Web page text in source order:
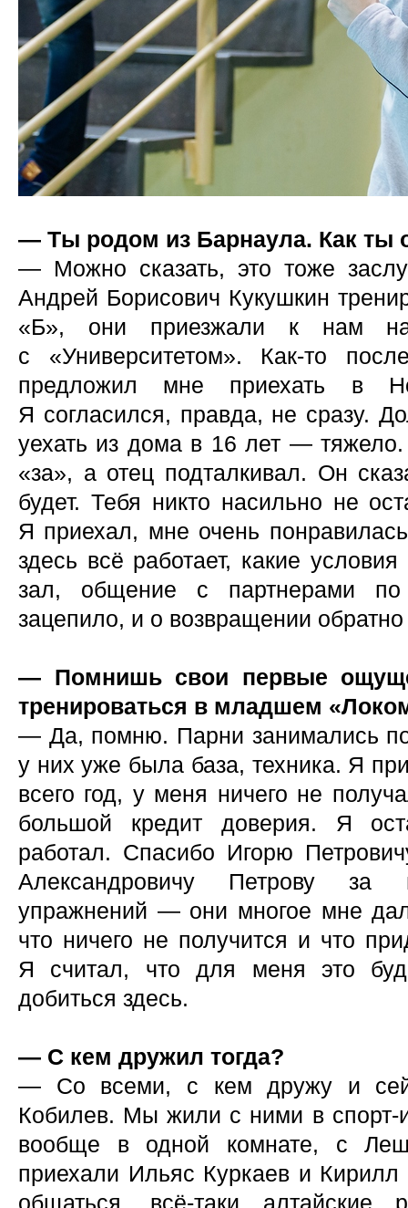
— Ты родом из Барнаула. Как ты
— Можно сказать, это тоже
Андрей Борисович Кукушкин
«Б», они приезжали к нам
с «Университетом». Как-то
предложил мне приехать в
Я согласился, правда, не сразу.
уехать из дома в 16 лет —
«за», а отец подталкивал. Он
будет. Тебя никто насильно не
Я приехал, мне очень
здесь всё работает, какие
зал, общение с партнерами
зацепило, и о возвращении
— Помнишь свои первые
тренироваться в младшем
— Да, помню. Парни занимались
у них уже была база, техника. Я
всего год, у меня ничего не
большой кредит доверия. Я
работал. Спасибо Игорю
Александровичу Петрову за
упражнений — они многое мне
что ничего не получится и что
Я считал, что для меня это
добиться здесь.
— С кем дружил тогда?
— Со всеми, с кем дружу и
Кобилев. Мы жили с ними в спорт-
вообще в одной комнате, с
приехали Ильяс Куркаев и